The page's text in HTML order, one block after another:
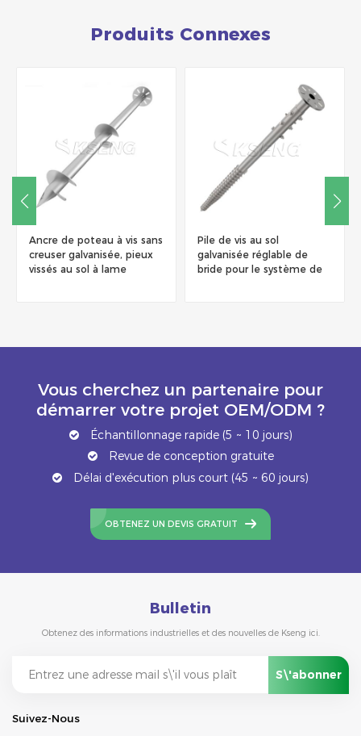
Produits Connexes
Ancre de poteau à vis sans
creuser galvanisée, pieux
vissés au sol à lame
Pile de vis au sol
galvanisée réglable de
bride pour le système de
Vous cherchez un partenaire pour
démarrer votre projet OEM/ODM ?
Échantillonnage rapide (5 ~ 10 jours)
Revue de conception gratuite
Délai d'exécution plus court (45 ~ 60 jours)
OBTENEZ UN DEVIS GRATUIT
Bulletin
Obtenez des informations industrielles et des nouvelles de Kseng ici.
Suivez-Nous